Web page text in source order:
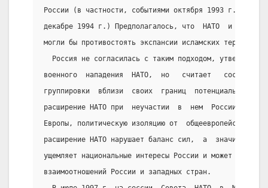
России (в частности, событиями октября 1993 г. и
декабре 1994 г.) Предполагалось, что  НАТО  и
могли бы противостоять экспансии исламских
Россия не согласилась с таким подходом, утверждая,
военного  нападения  НАТО,  но   считает
группировки  вблизи  своих  границ  потенциально
расширение НАТО при  неучастии  в  нем  России
Европы, политическую изоляцию от  общеевропейского
расширение НАТО нарушает баланс сил,  а  значит  и
ущемляет национальные интересы России и может
взаимоотношений России и западных стран.